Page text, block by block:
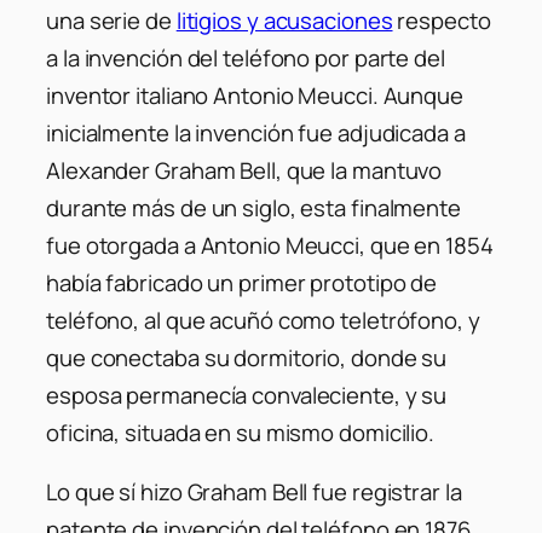
una serie de litigios y acusacionesrespecto
a la invención del teléfono por parte del
inventor italiano Antonio Meucci. Aunque
inicialmente la invención fue adjudicada a
Alexander Graham Bell, que la mantuvo
durante más de un siglo, esta finalmente
fue otorgada a Antonio Meucci, que en 1854
había fabricado un primer prototipo de
teléfono, al que acuñó como teletrófono, y
que conectaba su dormitorio, donde su
esposa permanecía convaleciente, y su
oficina, situada en su mismo domicilio.
Lo que sí hizo Graham Bell fue registrar la